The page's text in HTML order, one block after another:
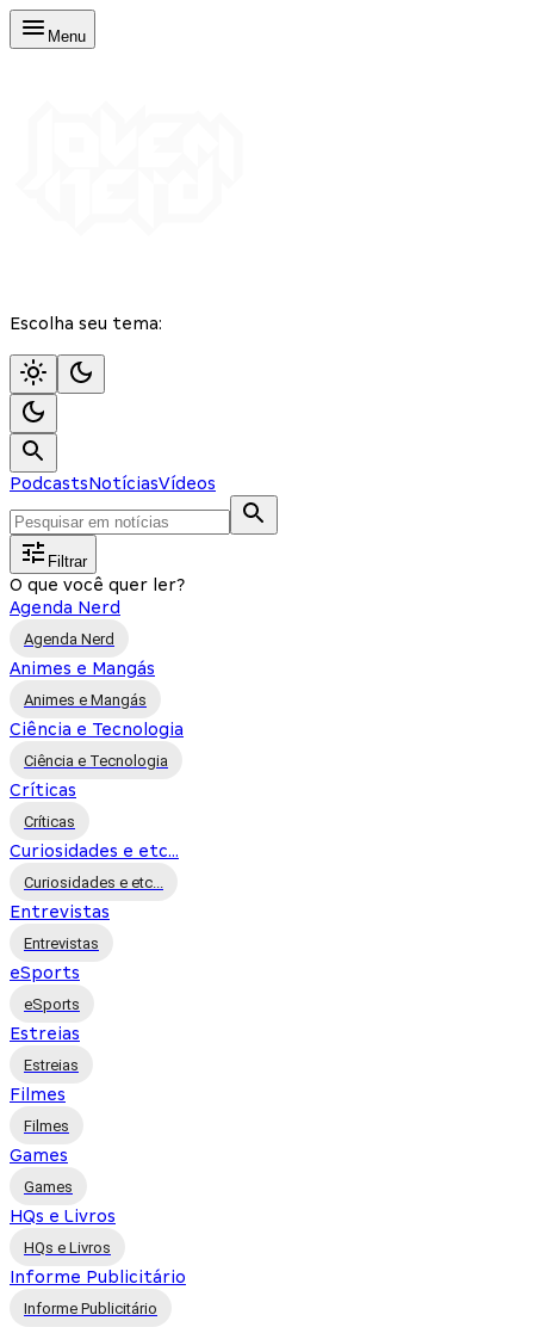
Menu
Escolha seu tema:
PodcastsNotíciasVídeos
Filtrar
O que você quer ler?
Agenda Nerd
Agenda Nerd
Animes e Mangás
Animes e Mangás
Ciência e Tecnologia
Ciência e Tecnologia
Críticas
Críticas
Curiosidades e etc...
Curiosidades e etc...
Entrevistas
Entrevistas
eSports
eSports
Estreias
Estreias
Filmes
Filmes
Games
Games
HQs e Livros
HQs e Livros
Informe Publicitário
Informe Publicitário